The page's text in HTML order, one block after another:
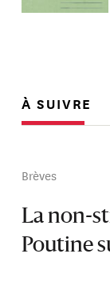
À SUIVRE
Brèves
La non-
Poutine